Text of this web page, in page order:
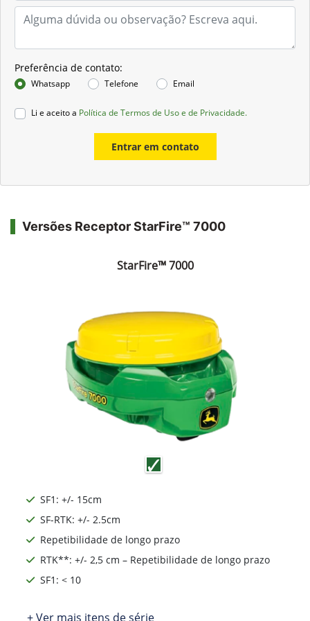
Os monitores e receptores John Deere oferecem
uma variedade de possibilidades tecnológicas,
níveis de precisão e funcionalidades que se
adequam às necessidades e aplicações das suas